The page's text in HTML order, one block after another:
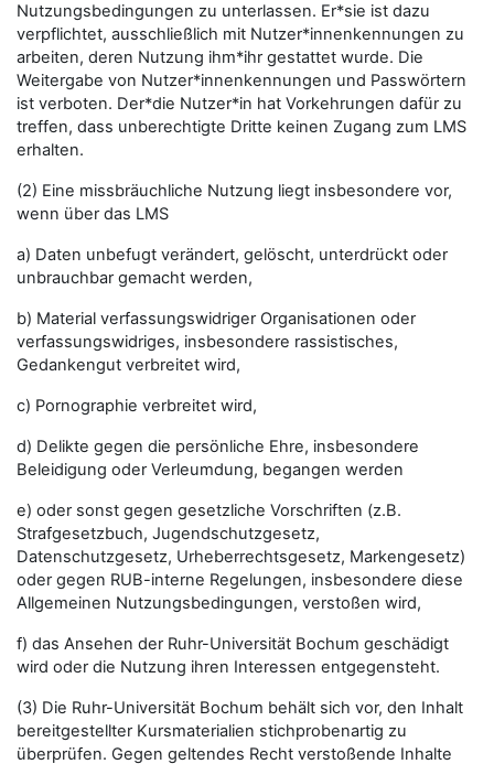
Nutzungsbedingungen zu unterlassen. Er*sie ist dazu
verpflichtet, ausschließlich mit Nutzer*innenkennungen zu
arbeiten, deren Nutzung ihm*ihr gestattet wurde. Die
Weitergabe von Nutzer*innenkennungen und Passwörtern
ist verboten. Der*die Nutzer*in hat Vorkehrungen dafür zu
treffen, dass unberechtigte Dritte keinen Zugang zum LMS
erhalten.
(2) Eine missbräuchliche Nutzung liegt insbesondere vor,
wenn über das LMS
a) Daten unbefugt verändert, gelöscht, unterdrückt oder
unbrauchbar gemacht werden,
b) Material verfassungswidriger Organisationen oder
verfassungswidriges, insbesondere rassistisches,
Gedankengut verbreitet wird,
c) Pornographie verbreitet wird,
d) Delikte gegen die persönliche Ehre, insbesondere
Beleidigung oder Verleumdung, begangen werden
e) oder sonst gegen gesetzliche Vorschriften (z.B.
Strafgesetzbuch, Jugendschutzgesetz,
Datenschutzgesetz, Urheberrechtsgesetz, Markengesetz)
oder gegen RUB-interne Regelungen, insbesondere diese
Allgemeinen Nutzungsbedingungen, verstoßen wird,
f) das Ansehen der Ruhr-Universität Bochum geschädigt
wird oder die Nutzung ihren Interessen entgegensteht.
(3) Die Ruhr-Universität Bochum behält sich vor, den Inhalt
bereitgestellter Kursmaterialien stichprobenartig zu
überprüfen. Gegen geltendes Recht verstoßende Inhalte